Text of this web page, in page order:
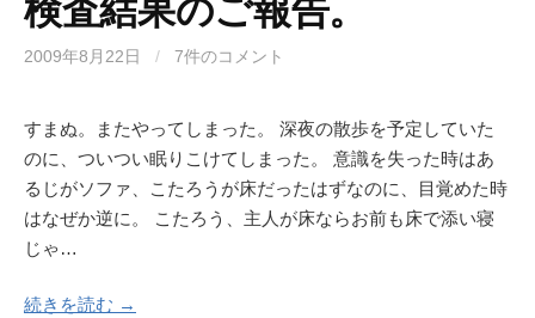
検査結果のご報告。
2009年8月22日 / 7件のコメント
すまぬ。またやってしまった。 深夜の散歩を予定していた
のに、ついつい眠りこけてしまった。 意識を失った時はあ
るじがソファ、こたろうが床だったはずなのに、目覚めた時
はなぜか逆に。 こたろう、主人が床ならお前も床で添い寝
じゃ…
続きを読む →